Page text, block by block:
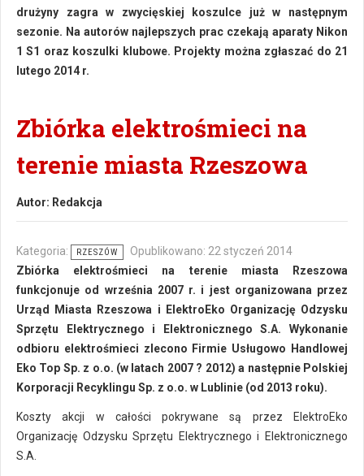
drużyny zagra w zwycięskiej koszulce już w następnym
sezonie. Na autorów najlepszych prac czekają aparaty Nikon
1 S1 oraz koszulki klubowe. Projekty można zgłaszać do 21
lutego 2014 r.
Zbiórka elektrośmieci na
terenie miasta Rzeszowa
Autor: Redakcja
Kategoria: RZESZÓW
Opublikowano: 22 styczeń 2014
Zbiórka elektrośmieci na terenie miasta Rzeszowa
funkcjonuje od września 2007 r. i jest organizowana przez
Urząd Miasta Rzeszowa i ElektroEko Organizację Odzysku
Sprzętu Elektrycznego i Elektronicznego S.A. Wykonanie
odbioru elektrośmieci zlecono Firmie Usługowo Handlowej
Eko Top Sp. z o.o. (w latach 2007 ? 2012) a następnie Polskiej
Korporacji Recyklingu Sp. z o.o. w Lublinie (od 2013 roku).
Koszty akcji w całości pokrywane są przez ElektroEko
Organizację Odzysku Sprzętu Elektrycznego i Elektronicznego
S.A.